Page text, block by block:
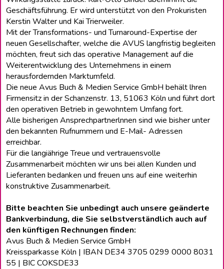
Geschäftsführung. Er wird unterstützt von den Prokuristen
Kerstin Walter und Kai Trierweiler.
Mit der Transformations- und Turnaround-Expertise der
neuen Gesellschafter, welche die AVUS langfristig begleiten
möchten, freut sich das operative Management auf die
Weiterentwicklung des Unternehmens in einem
herausfordernden Marktumfeld.
Die neue Avus Buch & Medien Service GmbH behält lhren
Firmensitz in der Schanzenstr. 13, 51063 Köln und führt dort
den operativen Betrieb in gewohntem Umfang fort.
Alle bisherigen Ansprechpartnerlnnen sind wie bisher unter
den bekannten Rufnummern und E-Mail- Adressen
erreichbar.
Für die langiährige Treue und vertrauensvolle
Zusammenarbeit möchten wir uns bei allen Kunden und
Lieferanten bedanken und freuen uns auf eine weiterhin
konstruktive Zusammenarbeit.
Bitte beachten Sie unbedingt auch unsere geänderte
Bankverbindung, die Sie selbstverständlich auch auf
den künftigen Rechnungen finden:
Avus Buch & Medien Service GmbH
Kreissparkasse Köln | IBAN DE34 3705 0299 0000 8031
55 | BIC COKSDE33